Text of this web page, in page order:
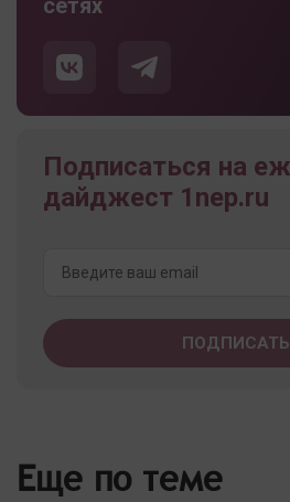
сетях
Подписаться на
дайджест 1nep.ru
Еще по теме